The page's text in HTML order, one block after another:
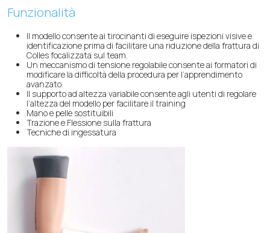
Funzionalità
Il modello consente ai tirocinanti di eseguire ispezioni visive e
identificazione prima di facilitare una riduzione della frattura di
Colles focalizzata sul team.
Un meccanismo di tensione regolabile consente ai formatori di
modificare la difficoltà della procedura per l’apprendimento
avanzato.
Il supporto ad altezza variabile consente agli utenti di regolare
l’altezza del modello per facilitare il training
Mano e pelle sostituibili
Trazione e Flessione sulla frattura
Tecniche di ingessatura